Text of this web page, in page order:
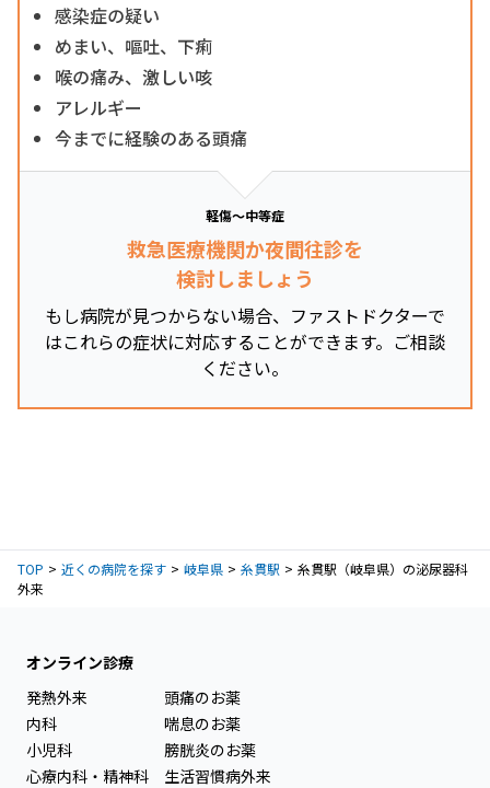
感染症の疑い
めまい、嘔吐、下痢
喉の痛み、激しい咳
アレルギー
今までに経験のある頭痛
軽傷～中等症
救急医療機関か夜間往診を
検討しましょう
もし病院が見つからない場合、ファストドクターで
はこれらの症状に対応することができます。ご相談
ください。
TOP 近くの病院を探す 岐阜県 糸貫駅
糸貫駅（岐阜県）の泌尿器科
外来
オンライン診療
発熱外来
内科
小児科
心療内科・精神科
頭痛のお薬
喘息のお薬
膀胱炎のお薬
生活習慣病外来